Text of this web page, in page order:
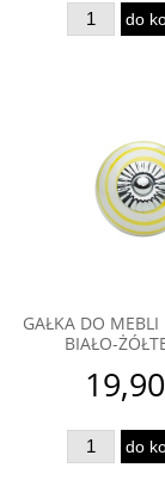
do
GAŁKA DO MEBLI
BIAŁO-
do